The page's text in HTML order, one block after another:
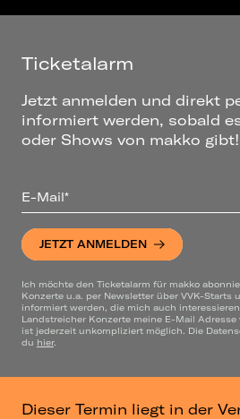
Ticketalarm
Jetzt anmelden und direkt
informiert werden, sobald
oder Shows von makko gibt!
E-Mail*
JETZT ANMELDEN
Ich möchte den Ticketalarm für makko
Konzerte u.a. per Newsletter über VVK-Starts
informiert werden, die mich auch
Landstreicher Konzerte meine E-Mail
ist jederzeit unkompliziert möglich. Die
du hier.
Dieser Termin liegt in der